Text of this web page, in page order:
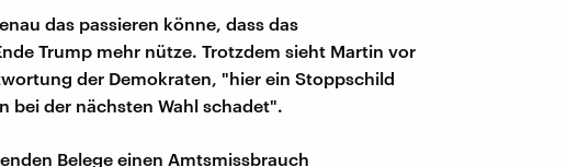
das passieren könne, dass das
Trump mehr nütze. Trotzdem sieht Martin vor
der Demokraten, "hier ein Stoppschild
bei der nächsten Wahl schadet".
Belege einen Amtsmissbrauch